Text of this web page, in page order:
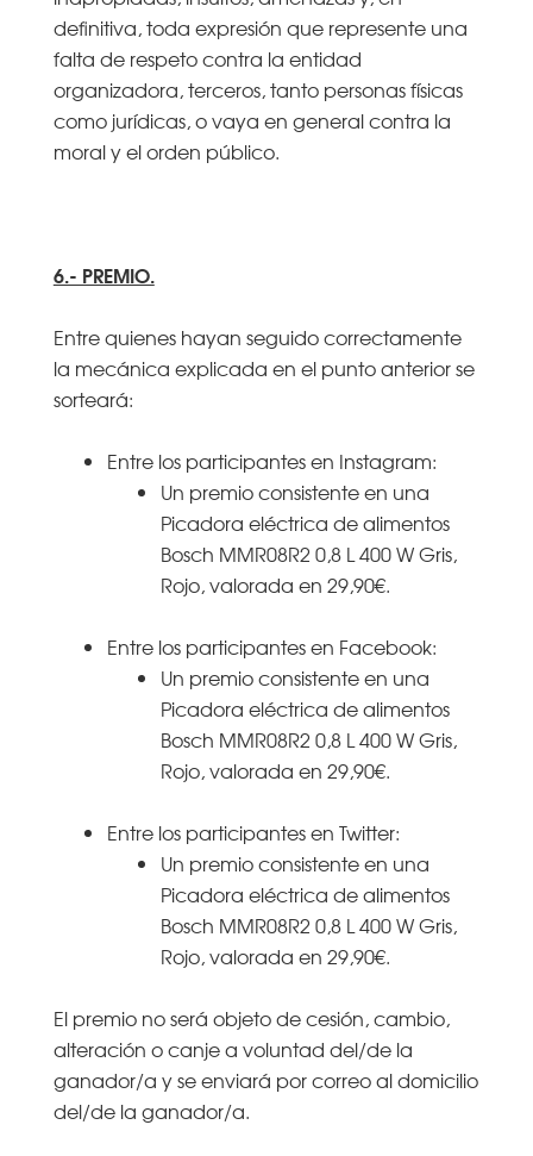
definitiva, toda expresión que represente una
falta de respeto contra la entidad
organizadora, terceros, tanto personas físicas
como jurídicas, o vaya en general contra la
moral y el orden público.
6.- PREMIO.
Entre quienes hayan seguido correctamente
la mecánica explicada en el punto anterior se
sorteará:
Entre los participantes en Instagram:
Un premio consistente en una
Picadora eléctrica de alimentos
Bosch MMR08R2 0,8 L 400 W Gris,
Rojo, valorada en 29,90€.
Entre los participantes en Facebook:
Un premio consistente en una
Picadora eléctrica de alimentos
Bosch MMR08R2 0,8 L 400 W Gris,
Rojo, valorada en 29,90€.
Entre los participantes en Twitter:
Un premio consistente en una
Picadora eléctrica de alimentos
Bosch MMR08R2 0,8 L 400 W Gris,
Rojo, valorada en 29,90€.
El premio no será objeto de cesión, cambio,
alteración o canje a voluntad del/de la
ganador/a y se enviará por correo al domicilio
del/de la ganador/a.